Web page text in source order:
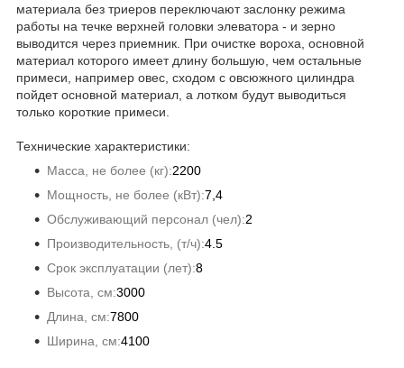
материала без триеров переключают заслонку режима
работы на течке верхней головки элеватора - и зерно
выводится через приемник. При очистке вороха, основной
материал которого имеет длину большую, чем остальные
примеси, например овес, сходом с овсюжного цилиндра
пойдет основной материал, а лотком будут выводиться
только короткие примеси.
Технические характеристики:
Масса, не более (кг):2200
Мощность, не более (кВт):7,4
Обслуживающий персонал (чел):2
Производительность, (т/ч):4.5
Срок эксплуатации (лет):8
Высота, см:3000
Длина, см:7800
Ширина, см:4100